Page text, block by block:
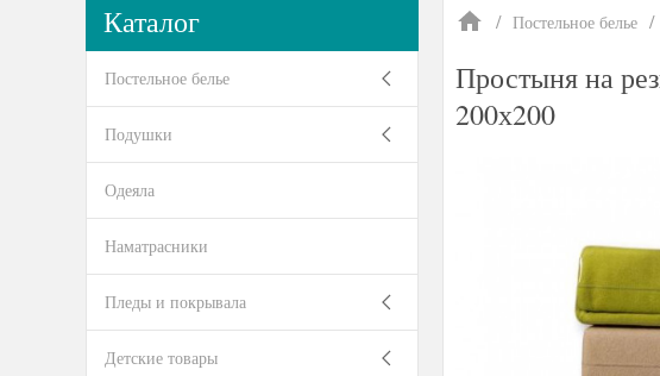
Постельное белье
Простыня на
200х200
Каталог
Постельное белье
Подушки
Одеяла
Наматрасники
Пледы и покрывала
Детские товары